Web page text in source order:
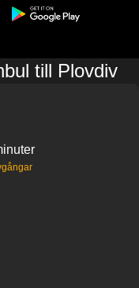
till Plovdiv